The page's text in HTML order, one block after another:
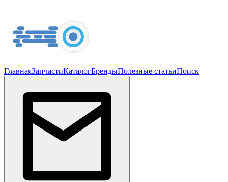
ГлавнаяЗапчастиКаталогБрендыПолезные статьиПоиск